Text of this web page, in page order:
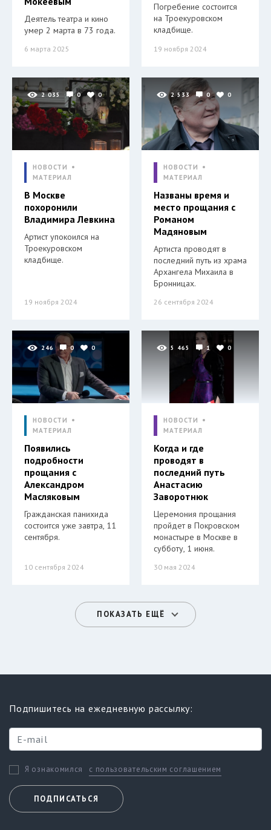
Деятель театра и кино
умер 2 марта в 73 года.
6 марта 2025
Погребение состоится
на Троекуровском
кладбище.
19 ноября 2024
2 035 0 0
НОВОСТИ
МАТЕРИАЛ
В Москве
похоронили
Владимира Левкина
Артист упокоился на
Троекуровском
кладбище.
19 ноября 2024
2 533 0 0
НОВОСТИ
МАТЕРИАЛ
Названы время и
место прощания с
Романом
Мадяновым
Артиста проводят в
последний путь из храма
Архангела Михаила в
Бронницах.
26 сентября 2024
246 0 0
НОВОСТИ
МАТЕРИАЛ
Появились
подробности
прощания с
Александром
Масляковым
Гражданская панихида
состоится уже завтра, 11
сентября.
10 сентября 2024
5 465 1 0
НОВОСТИ
МАТЕРИАЛ
Когда и где
проводят в
последний путь
Анастасию
Заворотнюк
Церемония прощания
пройдет в Покровском
монастыре в Москве в
субботу, 1 июня.
30 мая 2024
ПОКАЗАТЬ ЕЩЁ
Подпишитесь на ежедневную рассылку:
Я ознакомился с пользовательским соглашением
ПОДПИСАТЬСЯ